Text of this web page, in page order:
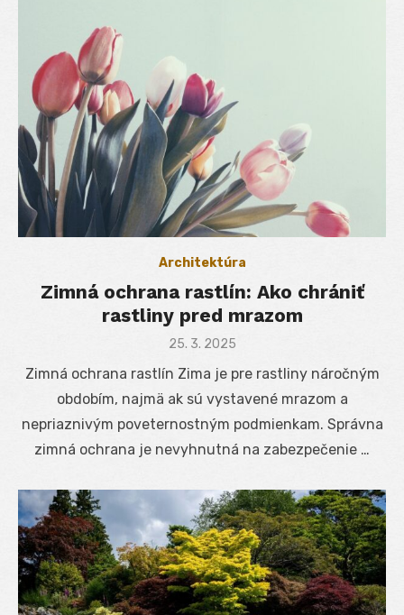
Architektúra
Zimná ochrana rastlín: Ako chrániť
rastliny pred mrazom
Posted
25. 3. 2025
Zimná ochrana rastlín Zima je pre rastliny náročným
obdobím, najmä ak sú vystavené mrazom a
nepriaznivým poveternostným podmienkam. Správna
zimná ochrana je nevyhnutná na zabezpečenie …